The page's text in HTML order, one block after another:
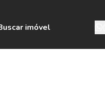
imóvel